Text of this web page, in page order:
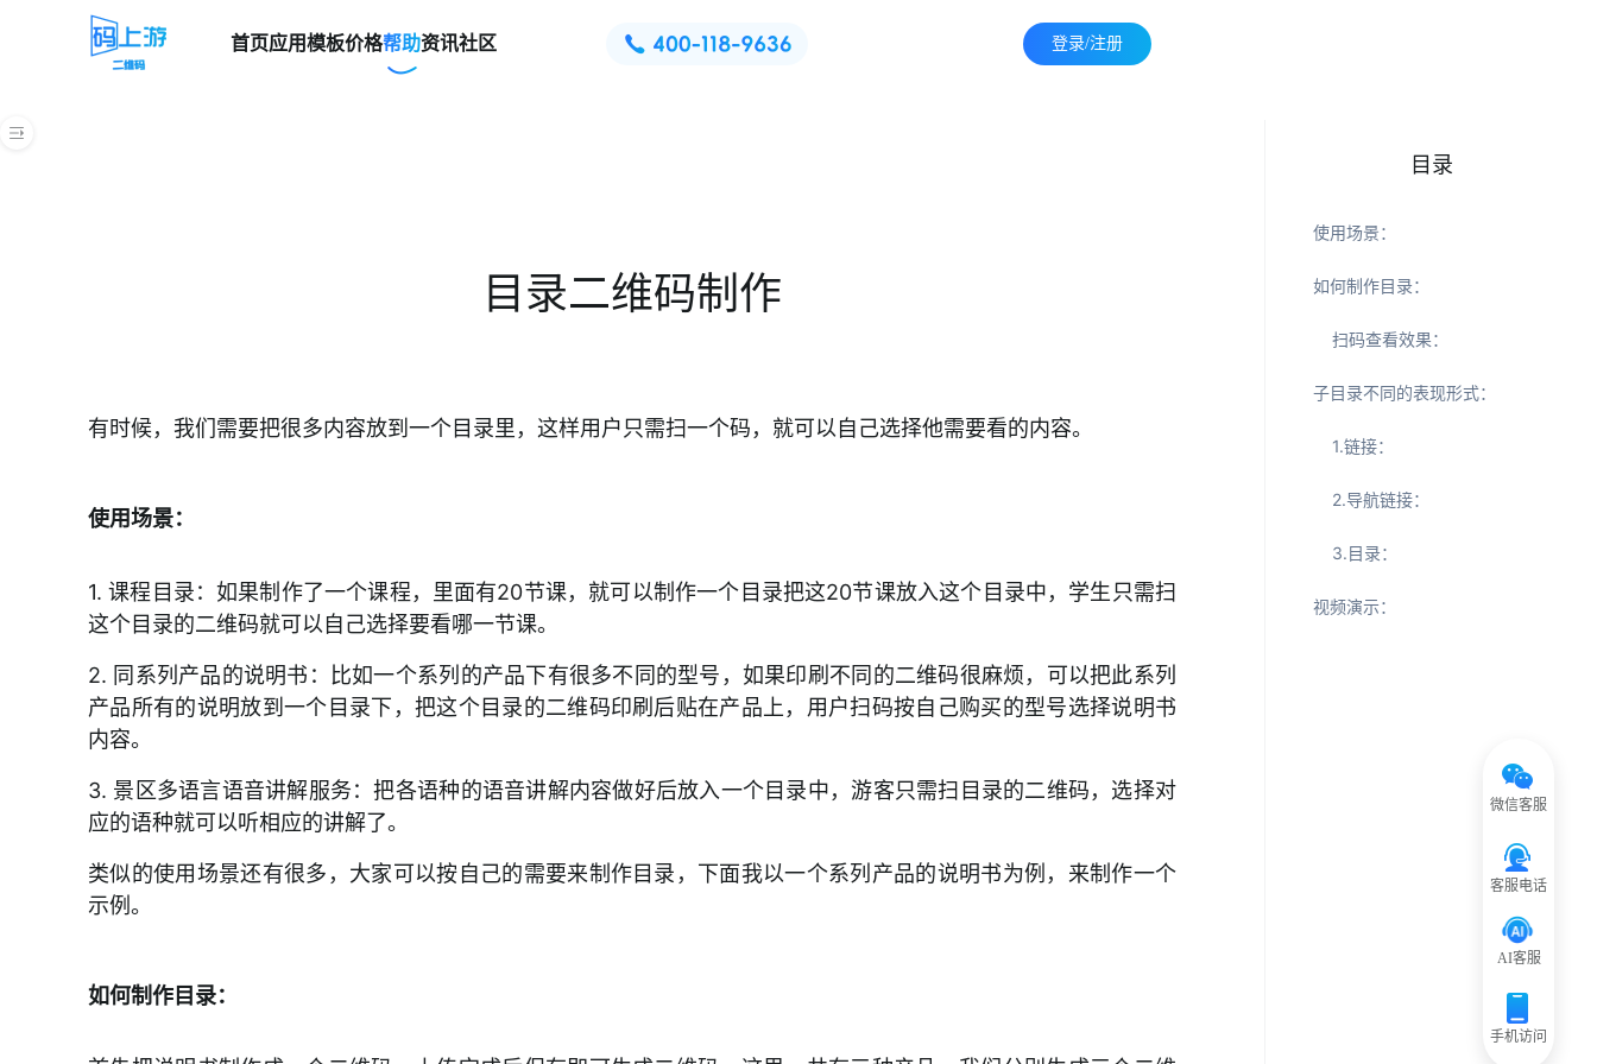
首页应用模板价格帮助资讯社区 登录/注册
微信客服
客服电话
AI客服
手机访问
修改二维码内容
自定义微信分享
制作二维码目录
有效期设置
访问量设置
二维码打开方式
目录二维码制作
有时候，我们需要把很多内容放到一个目录里，这样用户只需扫一个码，就可以自己选择他需要看的内容。
使用场景：
1. 课程目录：如果制作了一个课程，里面有20节课，就可以制作一个目录把这20节课放入这个目录中，学生只需扫
这个目录的二维码就可以自己选择要看哪一节课。
2. 同系列产品的说明书：比如一个系列的产品下有很多不同的型号，如果印刷不同的二维码很麻烦，可以把此系列
产品所有的说明放到一个目录下，把这个目录的二维码印刷后贴在产品上，用户扫码按自己购买的型号选择说明书
内容。
3. 景区多语言语音讲解服务：把各语种的语音讲解内容做好后放入一个目录中，游客只需扫目录的二维码，选择对
应的语种就可以听相应的讲解了。
类似的使用场景还有很多，大家可以按自己的需要来制作目录，下面我以一个系列产品的说明书为例，来制作一个
示例。
如何制作目录：
目录
使用场景：
如何制作目录：
扫码查看效果：
子目录不同的表现形式：
1.链接：
2.导航链接：
3.目录：
视频演示：